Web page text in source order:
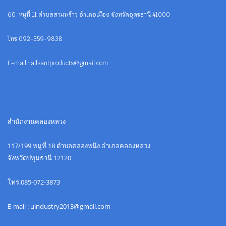
60 หมู่ที่ 11 ตำบลสามพร้าว อำเภอเมือง จังหวัดอุดรธานี 41000
โทร 092-359-9838
E-mail : allsantproducts@gmail.com
สำนักงานคลองหลวง
117/199 หมูู่ที่ 18 ตำบลคลองหนึ่ง อำเภอคลองหลวง
จังหวัดปทุมธานี 12120
โทร.085-072-3873
E-mail : uindustry2013@gmail.com